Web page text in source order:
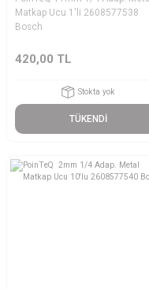
Matkap Ucu 1'li 2608577538
Bosch
420,00 TL
Stokta yok
TÜKENDİ